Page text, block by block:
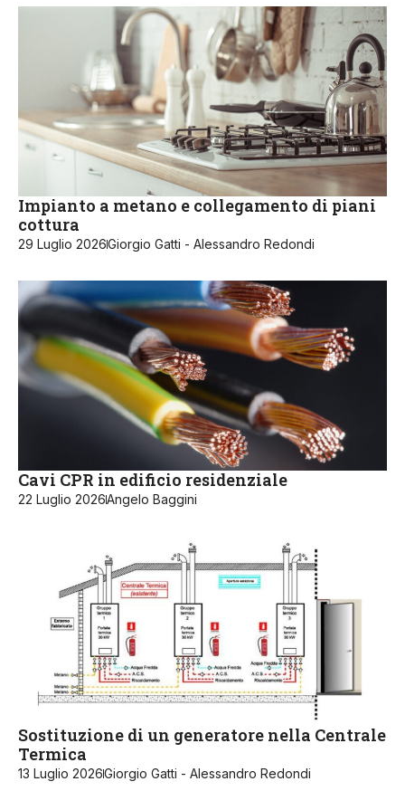
Impianto a metano e collegamento di piani
cottura
29 Luglio 2026Giorgio Gatti - Alessandro Redondi
Cavi CPR in edificio residenziale
22 Luglio 2026Angelo Baggini
Sostituzione di un generatore nella Centrale
Termica
13 Luglio 2026Giorgio Gatti - Alessandro Redondi